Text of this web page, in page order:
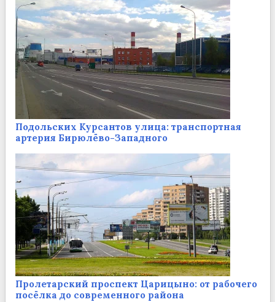
Подольских Курсантов улица: транспортная
артерия Бирюлёво-Западного
Пролетарский проспект Царицыно: от рабочего
посёлка до современного района